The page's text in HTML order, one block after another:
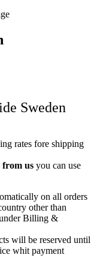
Sweden
rates fore shipping
from us you can use
on all orders
other than
Billing &
will be reserved until
whit payment